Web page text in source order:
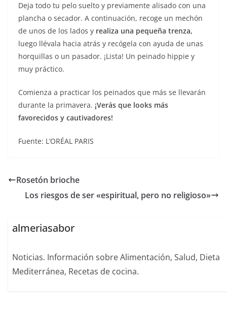
Deja todo tu pelo suelto y previamente alisado con una
plancha o secador. A continuación, recoge un mechón
de unos de los lados y realiza una pequeña trenza,
luego llévala hacia atrás y recógela con ayuda de unas
horquillas o un pasador. ¡Lista! Un peinado hippie y
muy práctico.
Comienza a practicar los peinados que más se llevarán
durante la primavera. ¡Verás que looks más
favorecidos y cautivadores!
Fuente: L’ORÉAL PARIS
Rosetón brioche
Los riesgos de ser «espiritual, pero no religioso»
almeriasabor
Noticias. Información sobre Alimentación, Salud, Dieta
Mediterránea, Recetas de cocina.